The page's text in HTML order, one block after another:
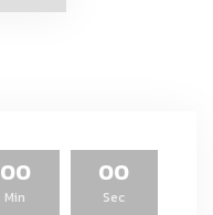
00
Min
00
Sec